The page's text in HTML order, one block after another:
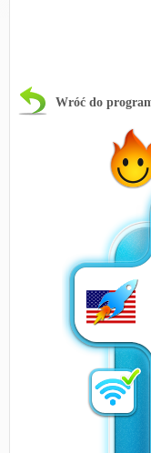
Wróć do